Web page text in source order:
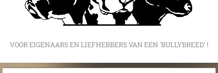
VOOR EIGENAARS EN LIEFHEBBERS VAN EEN 'BULLYBREED' !